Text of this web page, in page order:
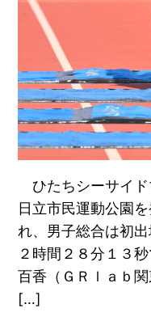
ひたちシーサイド
日立市民運動公園
れ、男子総合は初
２時間２８分１３
百香（ＧＲｌａｂ
[…]